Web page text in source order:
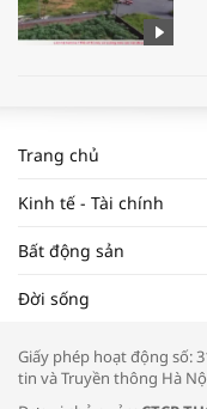
Trang chủ
Kinh tế - Tài chính
Bất động sản
Đời sống
Giấy phép hoạt động số:
tin và Truyền thông Hà